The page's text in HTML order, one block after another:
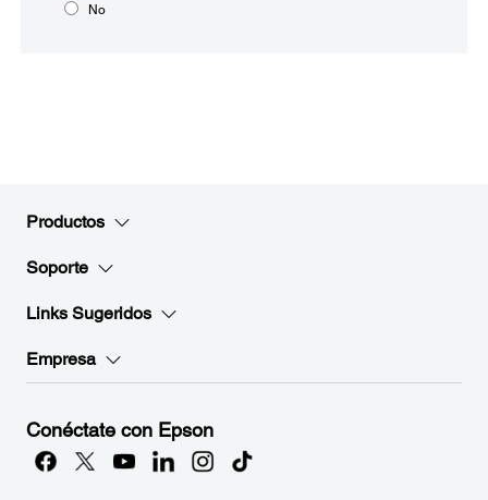
No
Productos
Soporte
Links Sugeridos
Empresa
Conéctate con Epson